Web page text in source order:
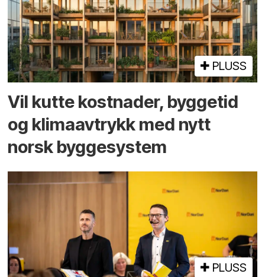
PLUSS
Vil kutte kostnader, byggetid
og klima­avtrykk med nytt
norsk bygge­system
PLUSS